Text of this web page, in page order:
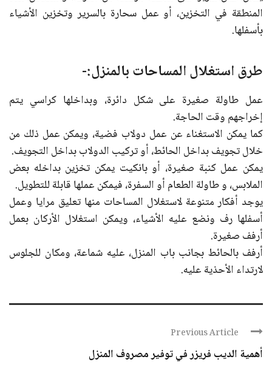
المنطقة في التخزين، أو عمل سحارة بالسرير وتخزين الأشياء
بأسفلها.
طرق استغلال المساحات بالمنزل:-
عمل طاولة صغيرة على شكل دائرة، وبداخلها كراسي يتم
إخراجهم وقت الحاجة.
كما يمكن الاستغناء عن عمل دولاب فضية، ويمكن عمل ذلك من
خلال تجويف بداخل الحائط، أو تركيب الدولاب بداخل التجويف.
يمكن عمل كنبة صغيرة، أو بانكيت يمكن تخزين بداخله بعض
الملابس، و طاولة الطعام أو السفرة، فيمكن عملها قابلة للتطويل.
يوجد أفكار متنوعة لاستغلال المساحات منها تعليق مرايا وعمل
أسفلها رف ونضع عليه الأشياء، ويمكن استغلال الأركان بعمل
أرفف صغيرة.
أرفف بالحائط بجانب باب المنزل، عليه شماعة، ومكان للجلوس
لارتداء الأحذية عليه.
Previous Article
أهمية الديب فريزر في توفير مصروف المنزل